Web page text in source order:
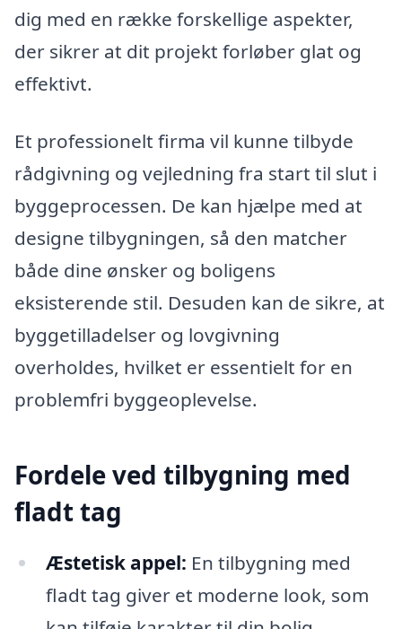
dig med en række forskellige aspekter,
der sikrer at dit projekt forløber glat og
effektivt.
Et professionelt firma vil kunne tilbyde
rådgivning og vejledning fra start til slut i
byggeprocessen. De kan hjælpe med at
designe tilbygningen, så den matcher
både dine ønsker og boligens
eksisterende stil. Desuden kan de sikre, at
byggetilladelser og lovgivning
overholdes, hvilket er essentielt for en
problemfri byggeoplevelse.
Fordele ved tilbygning med
fladt tag
Æstetisk appel: En tilbygning med
fladt tag giver et moderne look, som